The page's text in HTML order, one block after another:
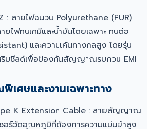
: สายไฟฉนวน Polyurethane (PUR)
ยไฟทนเคมีและน้ำมันโดยเฉพาะ ทนต่อ
และความเค้นทางกลสูง โดยรุ่น
สริมชีลด์เพื่อป้องกันสัญญาณรบกวน EMI
ศษและงานเฉพาะทาง
K Extension Cable : สายสัญญาณ
ซอร์วัดอุณหภูมิที่ต้องการความแม่นยำสูง